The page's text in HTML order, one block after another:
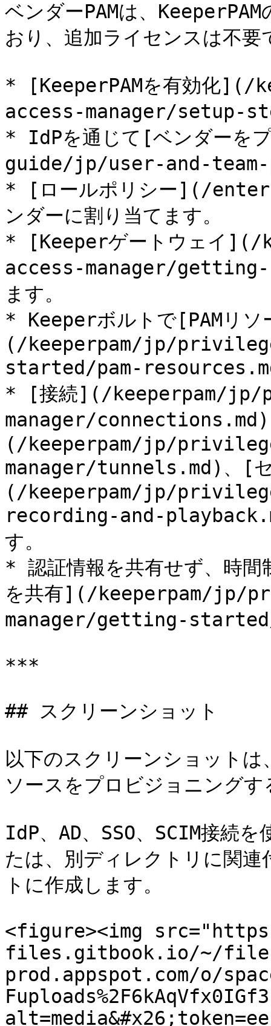
ベンダーPAMは、
おり、追加ライセンスは不要
* [KeeperPAMを有効化
access-manager/setup-
* IdPを通じて[ベンダー
guide/jp/user-and-team-
* [ロールポリシー](/
ンダーに割り当てます。
* [Keeperゲートウェイ
access-manager/
ます。
* Keeperボルトで[PAMリソ
(/keeperpam/jp/
started/pam-
* [接続](/keeperpam/
manager/
(/keeperpam/jp/
manager/tunnels.md)、[セ
(/keeperpam/jp/
recording-and-
す。
* 認証情報を共有せず、時
を共有](/keeperpam/jp/
manager/getting-
***
## スクリーンショット
以下のスクリーンショット
ソースをプロビジョニング
IdP、AD、SSO、SCIM接続
たは、別ディレクトリに関
トに作成します。
<figure><img
files.gitbook.io/~/
prod.appspot.com/o/